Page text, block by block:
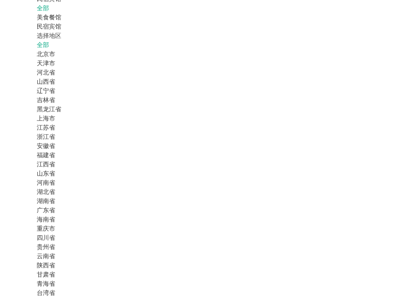
全部
美食餐馆
民宿宾馆
选择地区
全部
北京市
天津市
河北省
山西省
辽宁省
吉林省
黑龙江省
上海市
江苏省
浙江省
安徽省
福建省
江西省
山东省
河南省
湖北省
湖南省
广东省
海南省
重庆市
四川省
贵州省
云南省
陕西省
甘肃省
青海省
台湾省